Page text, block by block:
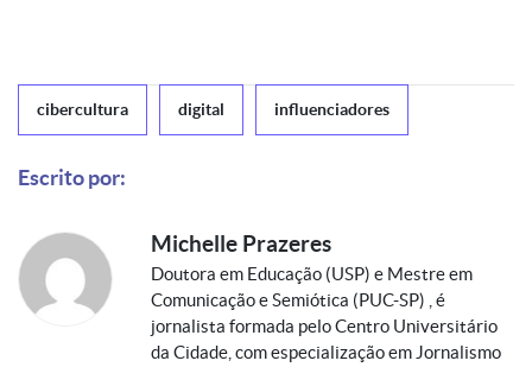
cibercultura digital influenciadores
Escrito por:
Michelle Prazeres
Doutora em Educação (USP) e Mestre em
Comunicação e Semiótica (PUC-SP) , é
jornalista formada pelo Centro Universitário
da Cidade, com especialização em Jornalismo